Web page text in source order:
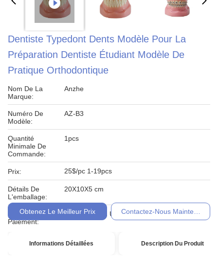
Dentiste Typedont Dents Modèle Pour La
Préparation Dentiste Étudiant Modèle De
Pratique Orthodontique
Nom De La
Marque:
Anzhe
Numéro De
Modèle:
AZ-B3
Quantité
Minimale De
Commande:
1pcs
Prix: 25$/pc 1-19pcs
Détails De
L'emballage:
20X10X5 cm
Conditions De
Paiement:
T / T, Western Union, Moneygram
Obtenez Le Meilleur Prix Contactez-Nous Maintenant
Informations Détaillées Description Du Produit